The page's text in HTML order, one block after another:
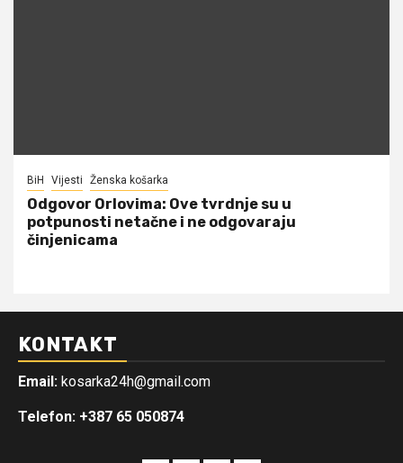
BiH Vijesti Ženska košarka
Odgovor Orlovima: ​Ove tvrdnje su u
potpunosti netačne i ne odgovaraju
činjenicama
KONTAKT
Email: kosarka24h@gmail.com
Telefon: +387 65 050874